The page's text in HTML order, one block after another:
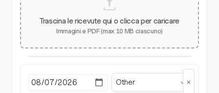
Trascina le ricevute qui o clicca per caricare
Immagini e PDF (max 10 MB ciascuno)
Other